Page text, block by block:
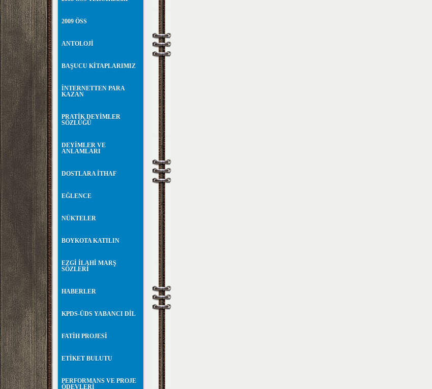
2009 ÖSS
ANTOLOJİ
BAŞUCU KİTAPLARIMIZ
İNTERNETTEN PARA
KAZAN
PRATİK DEYİMLER
SÖZLÜĞÜ
DEYİMLER VE
ANLAMLARI
DOSTLARA İTHAF
EĞLENCE
NÜKTELER
BOYKOTA KATILIN
EZGİ İLAHİ MARŞ
SÖZLERİ
HABERLER
KPDS-ÜDS YABANCI DİL
FATİH PROJESİ
ETİKET BULUTU
PERFORMANS VE PROJE
ÖDEVLERİ